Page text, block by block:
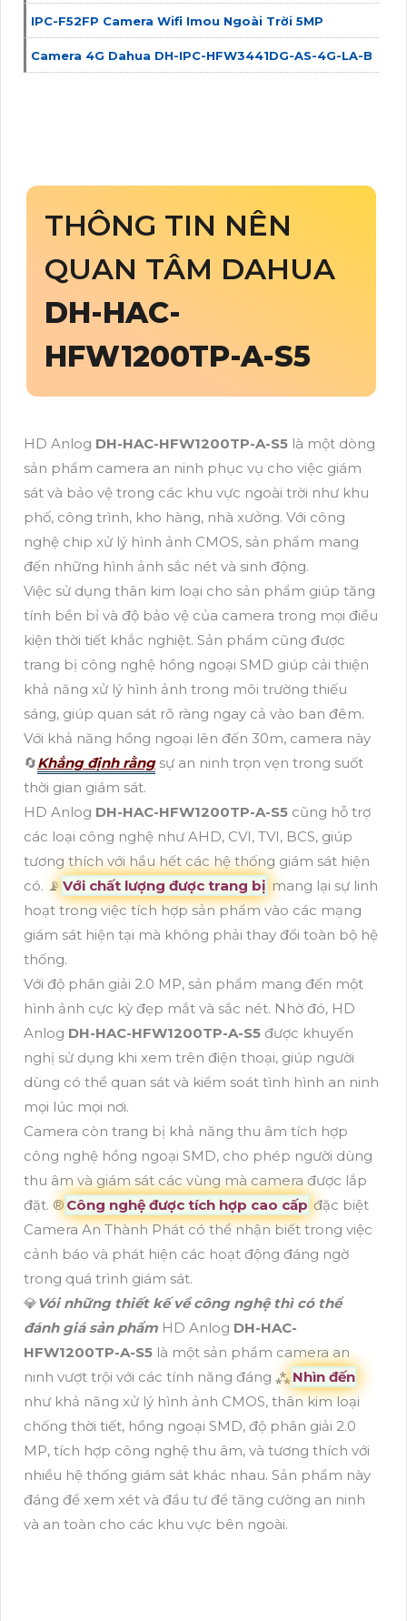
IPC-F52FP Camera Wifi Imou Ngoài Trời 5MP
Camera 4G Dahua DH-IPC-HFW3441DG-AS-4G-LA-B
THÔNG TIN NÊN
QUAN TÂM DAHUA
DH-HAC-
HFW1200TP-A-S5
HD Anlog DH-HAC-HFW1200TP-A-S5 là một dòng
sản phẩm camera an ninh phục vụ cho việc giám
sát và bảo vệ trong các khu vực ngoài trời như khu
phố, công trình, kho hàng, nhà xưởng. Với công
nghệ chip xử lý hình ảnh CMOS, sản phẩm mang
đến những hình ảnh sắc nét và sinh động.
Việc sử dụng thân kim loại cho sản phẩm giúp tăng
tính bền bỉ và độ bảo vệ của camera trong mọi điều
kiện thời tiết khắc nghiệt. Sản phẩm cũng được
trang bị công nghệ hồng ngoại SMD giúp cải thiện
khả năng xử lý hình ảnh trong môi trường thiếu
sáng, giúp quan sát rõ ràng ngay cả vào ban đêm.
Với khả năng hồng ngoại lên đến 30m, camera này
🔄Khẳng định rằngsự an ninh trọn vẹn trong suốt
thời gian giám sát.
HD Anlog DH-HAC-HFW1200TP-A-S5 cũng hỗ trợ
các loại công nghệ như AHD, CVI, TVI, BCS, giúp
tương thích với hầu hết các hệ thống giám sát hiện
có. 📡 Với chất lượng được trang bị mang lại sự linh
hoạt trong việc tích hợp sản phẩm vào các mạng
giám sát hiện tại mà không phải thay đổi toàn bộ hệ
thống.
Với độ phân giải 2.0 MP, sản phẩm mang đến một
hình ảnh cực kỳ đẹp mắt và sắc nét. Nhờ đó, HD
Anlog DH-HAC-HFW1200TP-A-S5 được khuyến
nghị sử dụng khi xem trên điện thoại, giúp người
dùng có thể quan sát và kiểm soát tình hình an ninh
mọi lúc mọi nơi.
Camera còn trang bị khả năng thu âm tích hợp
công nghệ hồng ngoại SMD, cho phép người dùng
thu âm và giám sát các vùng mà camera được lắp
đặt. ®️ Công nghệ được tích hợp cao cấp đặc biệt
Camera An Thành Phát có thể nhận biết trong việc
cảnh báo và phát hiện các hoạt động đáng ngờ
trong quá trình giám sát.
💎Vói những thiết kế về công nghệ thì có thể
đánh giá sản phẩm HD Anlog DH-HAC-
HFW1200TP-A-S5 là một sản phẩm camera an
ninh vượt trội với các tính năng đáng ⁂Nhìn đến
như khả năng xử lý hình ảnh CMOS, thân kim loại
chống thời tiết, hồng ngoại SMD, độ phân giải 2.0
MP, tích hợp công nghệ thu âm, và tương thích với
nhiều hệ thống giám sát khác nhau. Sản phẩm này
đáng để xem xét và đầu tư để tăng cường an ninh
và an toàn cho các khu vực bên ngoài.